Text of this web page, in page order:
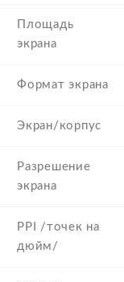
Площадь
экрана
Формат экрана
Экран/корпус
Разрешение
экрана
PPI /точек на
дюйм/